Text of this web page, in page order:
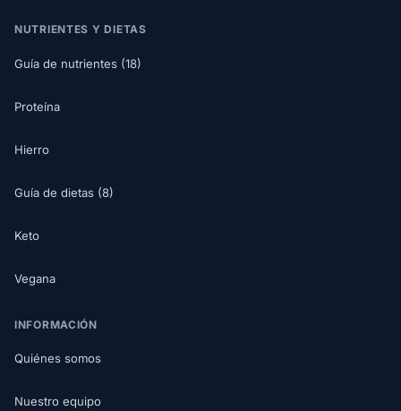
NUTRIENTES Y DIETAS
Guía de nutrientes (18)
Proteína
Hierro
Guía de dietas (8)
Keto
Vegana
INFORMACIÓN
Quiénes somos
Nuestro equipo